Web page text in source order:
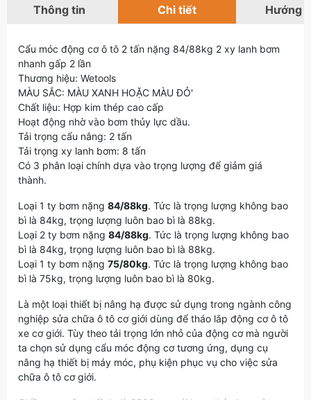
Thông tin Chi tiết Hướng
Cẩu móc động cơ ô tô 2 tấn nặng 84/88kg 2 xy lanh bơm
nhanh gấp 2 lần
Thương hiệu: Wetools
MÀU SẮC: MÀU XANH HOẶC MÀU ĐỎ'
Chất liệu: Hợp kim thép cao cấp
Hoạt động nhờ vào bơm thủy lực dầu.
Tải trọng cẩu nâng: 2 tấn
Tải trọng xy lanh bơm: 8 tấn
Có 3 phân loại chính dựa vào trọng lượng để giảm giá
thành.
Loại 1 ty bơm nặng 84/88kg. Tức là trọng lượng không bao
bì là 84kg, trọng lượng luôn bao bì là 88kg.
Loại 2 ty bơm nặng 84/88kg. Tức là trọng lượng không bao
bì là 84kg, trọng lượng luôn bao bì là 88kg.
Loại 1 ty bơm nặng 75/80kg. Tức là trọng lượng không bao
bì là 75kg, trọng lượng luôn bao bì là 80kg.
Là một loại thiết bị nâng hạ được sử dụng trong ngành công
nghiệp sửa chữa ô tô cơ giới dùng để tháo lắp động cơ ô tô
xe cơ giới. Tùy theo tải trọng lớn nhỏ của động cơ mà người
ta chọn sử dụng cẩu móc động cơ tương ứng, dụng cụ
nâng hạ thiết bị máy móc, phụ kiện phục vụ cho việc sửa
chữa ô tô cơ giới.